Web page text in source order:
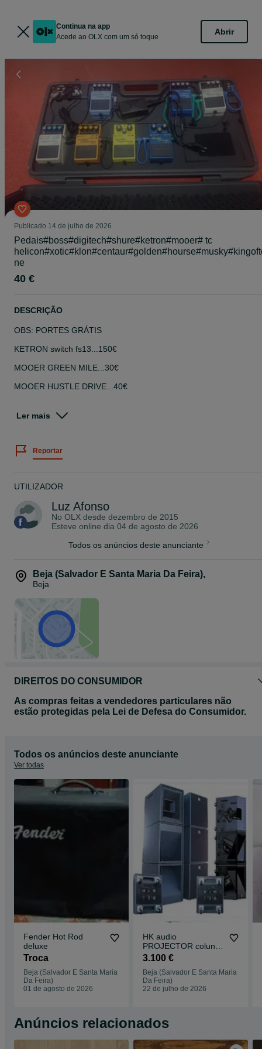
Continua na app
Acede ao OLX com um só toque
Abrir
Publicado 14 de julho de 2026
Pedais#boss#digitech#shure#ketron#mooer# tc
ne
40 €
DESCRIÇÃO
OBS: PORTES GRÁTIS
KETRON switch fs13...150€
MOOER GREEN MILE...30€
MOOER HUSTLE DRIVE...40€
BOSS - DS1 c/caixa...80€
DIGITECH RICOCHET...c/caixa.125€
- Aceito trocas...
Ler mais
Reportar
UTILIZADOR
Luz Afonso
No OLX desde dezembro de 2015
Esteve online dia 04 de agosto de 2026
Todos os anúncios deste anunciante
Beja (Salvador E Santa Maria Da Feira),
Beja
DIREITOS DO CONSUMIDOR
As compras feitas a vendedores particulares não
estão protegidas pela Lei de Defesa do Consumidor.
Todos os anúncios deste anunciante
Ver todas
Fender Hot Rod
deluxe
Troca
Beja (Salvador E Santa Maria
Da Feira)
01 de agosto de 2026
HK audio
PROJECTOR colunas
# pa sistema# ativo
3.100 €
Beja (Salvador E Santa Maria
Da Feira)
22 de julho de 2026
Anúncios relacionados